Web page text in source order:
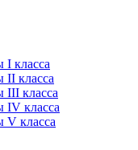
I класса
II класса
III класса
IV класса
V класса